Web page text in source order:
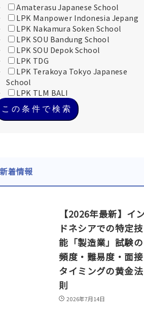
Amaterasu Japanese School
LPK Manpower Indonesia Jepang
LPK Nakamura Soken School
LPK SOU Bandung School
LPK SOU Depok School
LPK TDG
LPK Terakoya Tokyo Japanese
School
LPK TLM BALI
この条件で検索
新着情報
【2026年最新】イ
ドネシアでの特定技
能「製造業」試験の
頻度・難易度・面接
タイミングの黄金法
則
2026年7月14日